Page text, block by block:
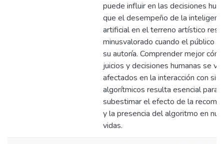
puede influir en las decisiones
que el desempeño de la
artificial en el terreno artístico
minusvalorado cuando el público
su autoría. Comprender mejor
juicios y decisiones humanas se
afectados en la interacción con
algorítmicos resulta esencial para
subestimar el efecto de la
y la presencia del algoritmo en
vidas.